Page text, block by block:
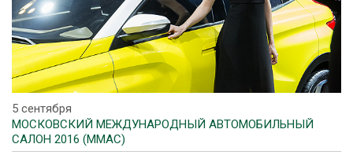
5 сентября
МОСКОВСКИЙ МЕЖДУНАРОДНЫЙ АВТОМОБИЛЬНЫЙ
САЛОН 2016 (ММАС)